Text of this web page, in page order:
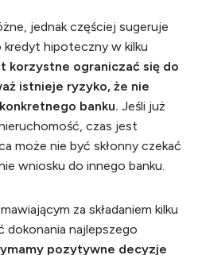
jednak częściej sugeruje
kredyt hipoteczny w kilku
korzystne ograniczać się do
istnieje ryzyko, że nie
banku. Jeśli już
czas jest
może nie być skłonny czekać
wniosku do innego banku.
za składaniem kilku
najlepszego
pozytywne decyzje